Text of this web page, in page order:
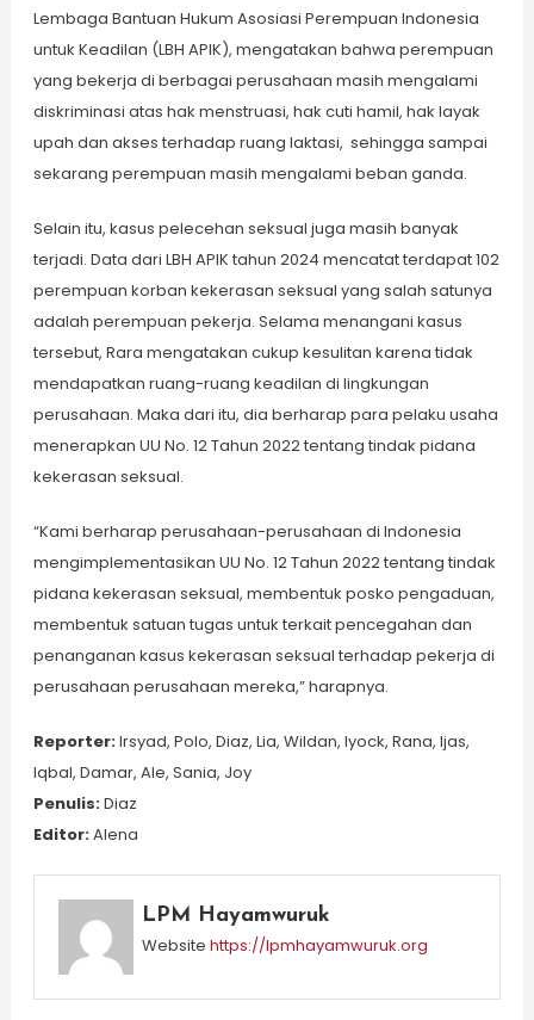
Lembaga Bantuan Hukum Asosiasi Perempuan Indonesia
untuk Keadilan (LBH APIK), mengatakan bahwa perempuan
yang bekerja di berbagai perusahaan masih mengalami
diskriminasi atas hak menstruasi, hak cuti hamil, hak layak
upah dan akses terhadap ruang laktasi, sehingga sampai
sekarang perempuan masih mengalami beban ganda.
Selain itu, kasus pelecehan seksual juga masih banyak
terjadi. Data dari LBH APIK tahun 2024 mencatat terdapat 102
perempuan korban kekerasan seksual yang salah satunya
adalah perempuan pekerja. Selama menangani kasus
tersebut, Rara mengatakan cukup kesulitan karena tidak
mendapatkan ruang-ruang keadilan di lingkungan
perusahaan. Maka dari itu, dia berharap para pelaku usaha
menerapkan UU No. 12 Tahun 2022 tentang tindak pidana
kekerasan seksual.
“Kami berharap perusahaan-perusahaan di Indonesia
mengimplementasikan UU No. 12 Tahun 2022 tentang tindak
pidana kekerasan seksual, membentuk posko pengaduan,
membentuk satuan tugas untuk terkait pencegahan dan
penanganan kasus kekerasan seksual terhadap pekerja di
perusahaan perusahaan mereka,” harapnya.
Reporter:Irsyad, Polo, Diaz, Lia, Wildan, Iyock, Rana, Ijas,
Iqbal, Damar, Ale, Sania, Joy
Penulis:Diaz
Editor:Alena
LPM Hayamwuruk
Website https://lpmhayamwuruk.org